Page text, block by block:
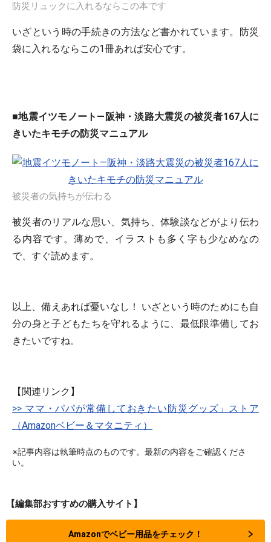
防災リュックに入れるならこの本です
いざという時の手続きの方法など書かれています。防災
袋に入れるならこの1冊あれば安心です。
■地震イツモノート―阪神・淡路大震災の被災者167人に
きいたキモチの防災マニュアル
被災者の気持ちが伝わる
被災者のリアルな思い、気持ち、体験談などがより伝わ
る内容です。薄めで、イラストも多く字も少なめなの
で、すぐ読めます。
以上、備えあれば憂いなし！ いざという時のためにも自
分の身と子どもたちを守れるように、最低限準備してお
きたいですね。
【関連リンク】
>> ママ・パパが常備しておきたい防災グッズ」ストア
（Amazonベビー＆マタニティ）
※記事内容は執筆時点のものです。最新の内容をご確認くださ
い。
【編集部おすすめの購入サイト】
Amazonでベビー用品をチェック！